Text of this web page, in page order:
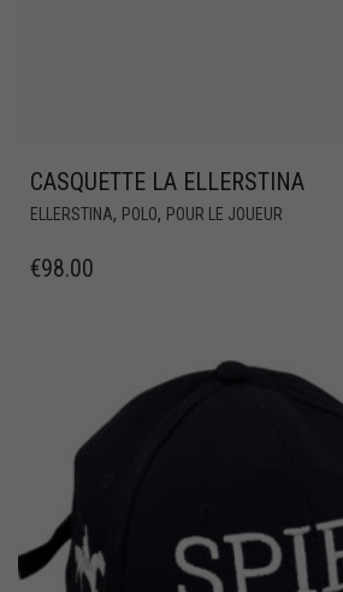
CASQUETTE LA ELLERSTINA
ELLERSTINA, POLO, POUR LE JOUEUR
€98.00